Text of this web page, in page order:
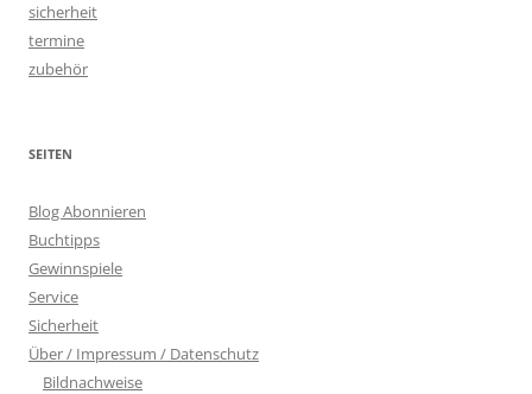
sicherheit
termine
zubehör
SEITEN
Blog Abonnieren
Buchtipps
Gewinnspiele
Service
Sicherheit
Über / Impressum / Datenschutz
Bildnachweise